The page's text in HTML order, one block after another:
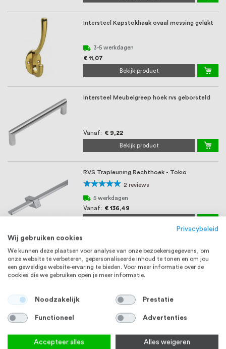
Intersteel Kapstokhaak ovaal messing gelakt
3-5 werkdagen
€ 11,07
Bekijk product
Intersteel Meubelgreep hoek rvs geborsteld
Vanaf € 9,22
Bekijk product
RVS Trapleuning Rechthoek - Tokio
Waardering:
100%
2 reviews
5 werkdagen
Vanaf
€ 136,49
RVS 304
Knie 42,4 x 2,0 mm voor kabeldoorvoer,
Verstelbaar, RVS
4-6 werkdagen
Bekijk product
Glasplaatdrager Vierkant met rug, Glas 6 - 10
Waardering:
review
Privacybeleid
Wij gebruiken cookies
We kunnen deze plaatsen voor analyse van onze bezoekersgegevens, om
onze website te verbeteren, gepersonaliseerde inhoud te tonen en om jou
een geweldige website-ervaring te bieden. Voor meer informatie over de
cookies die we gebruiken open je meer informatie.
Noodzakelijk Prestatie
Functioneel Advertenties
Accepteer alles Alles weigeren